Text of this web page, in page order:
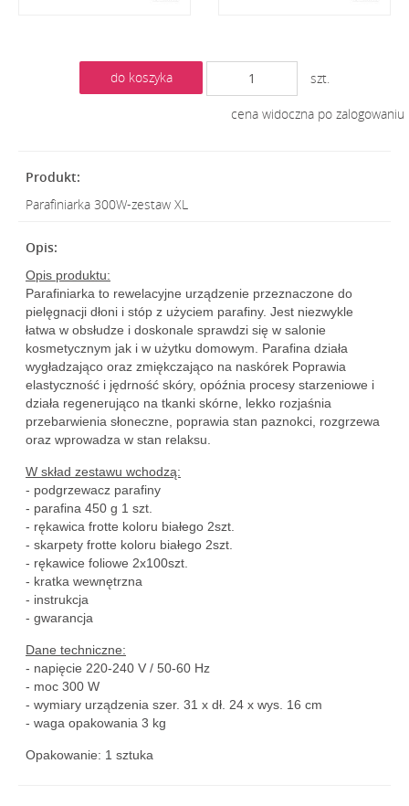
do koszyka szt.
cena widoczna po zalogowaniu
Parafiniarka 300W-zestaw XL
Opis produktu:
Parafiniarka to rewelacyjne urządzenie przeznaczone do
pielęgnacji dłoni i stóp z użyciem parafiny. Jest niezwykle
łatwa w obsłudze i doskonale sprawdzi się w salonie
kosmetycznym jak i w użytku domowym. Parafina działa
wygładzająco oraz zmiękczająco na naskórek Poprawia
elastyczność i jędrność skóry, opóźnia procesy starzeniowe i
działa regenerująco na tkanki skórne, lekko rozjaśnia
przebarwienia słoneczne, poprawia stan paznokci, rozgrzewa
oraz wprowadza w stan relaksu.
W skład zestawu wchodzą:
- podgrzewacz parafiny
- parafina 450 g 1 szt.
- rękawica frotte koloru białego 2szt.
- skarpety frotte koloru białego 2szt.
- rękawice foliowe 2x100szt.
- kratka wewnętrzna
- instrukcja
- gwarancja
Dane techniczne:
- napięcie 220-240 V / 50-60 Hz
- moc 300 W
- wymiary urządzenia szer. 31 x dł. 24 x wys. 16 cm
- waga opakowania 3 kg
Opakowanie: 1 sztuka